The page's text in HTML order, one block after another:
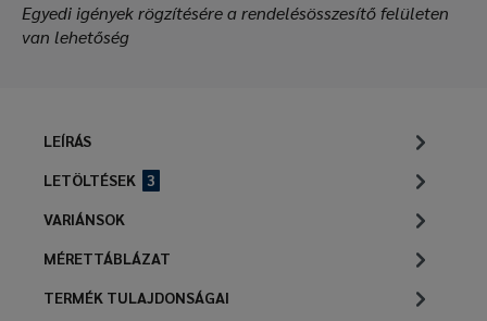
Egyedi igények rögzítésére a rendelésösszesítő felületen
van lehetőség
LEÍRÁS
LETÖLTÉSEK
3
VARIÁNSOK
MÉRETTÁBLÁZAT
TERMÉK TULAJDONSÁGAI